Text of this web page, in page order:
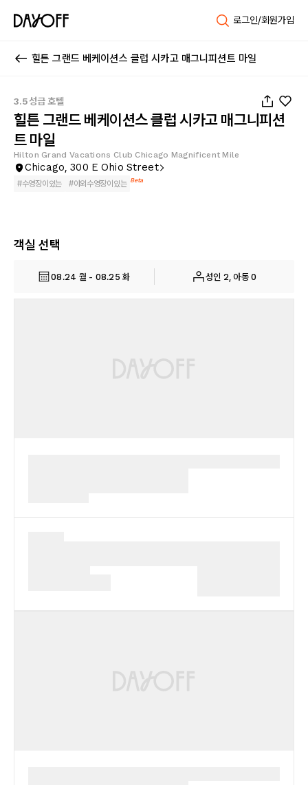
로그인/회원가입
힐튼 그랜드 베케이션스 클럽 시카고 매그니피션트 마일
3.5성급 호텔
힐튼 그랜드 베케이션스 클럽 시카고 매그니피션
트 마일
Hilton Grand Vacations Club Chicago Magnificent Mile
Chicago, 300 E Ohio Street
#수영장이있는 #야외수영장이있는 Beta
객실 선택
08.24 월 - 08.25 화 성인 2, 아동 0